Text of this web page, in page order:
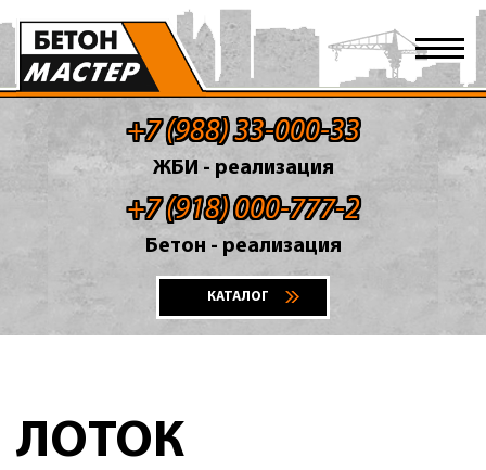
+7 (988) 33-000-33
ЖБИ - реализация
+7 (918) 000-777-2
Бетон - реализация
КАТАЛОГ
ЛОТОК